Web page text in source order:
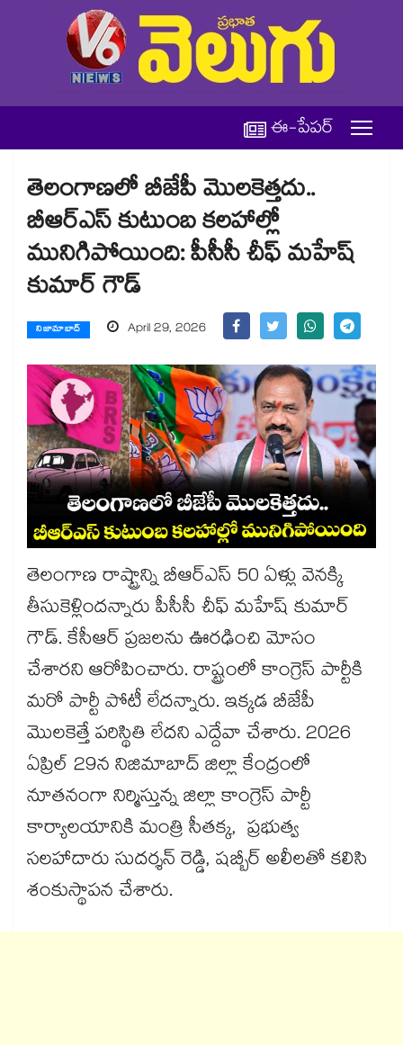
ఈ-పేపర్
తెలంగాణలో బీజేపీ మొలకెత్తదు..
బీఆర్ఎస్ కుటుంబ కలహాల్లో
మునిగిపోయింది: పీసీసీ చీఫ్ మహేష్
కుమార్ గౌడ్
నిజామాబాద్ April 29, 2026
తెలంగాణ రాష్ట్రాన్ని బీఆర్ఎస్ 50 ఏళ్లు వెనక్కి
తీసుకెళ్లిందన్నారు పీసీసీ చీఫ్ మహేష్ కుమార్
గౌడ్. కేసీఆర్ ప్రజలను ఊరఢించి మోసం
చేశారని ఆరోపించారు. రాష్ట్రంలో కాంగ్రెస్ పార్టీకి
మరో పార్టీ పోటీ లేదన్నారు. ఇక్కడ బీజేపీ
మొలకెత్తే పరిస్థితి లేదని ఎద్దేవా చేశారు. 2026
ఏప్రిల్ 29న నిజిమాబాద్ జిల్లా కేంద్రంలో
నూతనంగా నిర్మిస్తున్న జిల్లా కాంగ్రెస్ పార్టీ
కార్యాలయానికి మంత్రి సీతక్క, ప్రభుత్వ
సలహాదారు సుదర్శన్ రెడ్డి, షబ్బీర్ అలీలతో కలిసి
శంకుస్థాపన చేశారు.